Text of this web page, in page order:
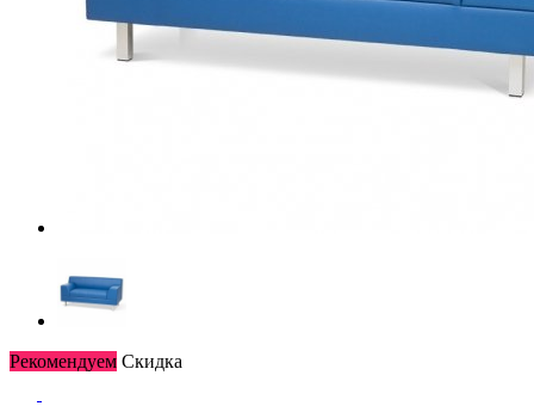
Рекомендуем Скидка